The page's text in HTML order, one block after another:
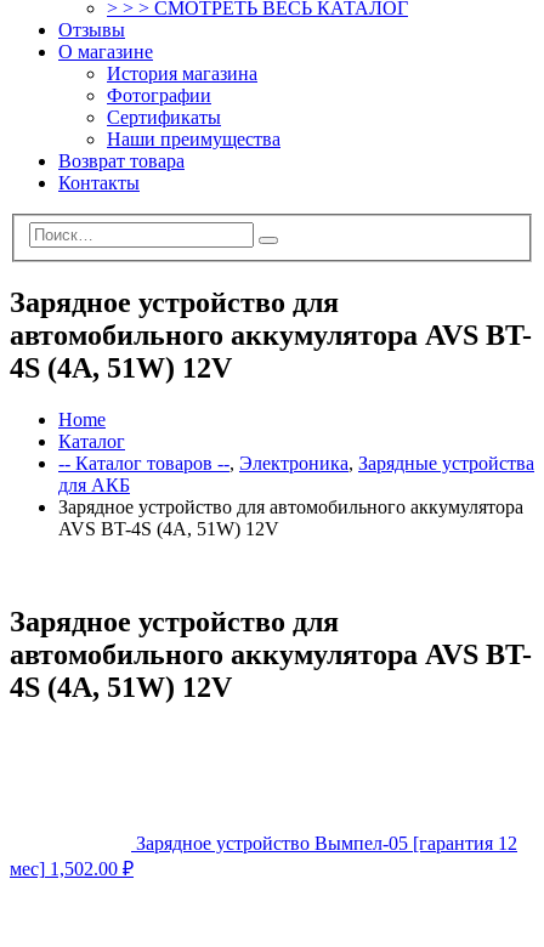
> > > СМОТРЕТЬ ВЕСЬ КАТАЛОГ
Отзывы
О магазине
История магазина
Фотографии
Сертификаты
Наши преимущества
Возврат товара
Контакты
Зарядное устройство для
автомобильного аккумулятора AVS BT-
4S (4A, 51W) 12V
Home
Каталог
-- Каталог товаров --, Электроника, Зарядные устройства
для АКБ
Зарядное устройство для автомобильного аккумулятора
AVS BT-4S (4A, 51W) 12V
Зарядное устройство для
автомобильного аккумулятора AVS BT-
4S (4A, 51W) 12V
Зарядное устройство Вымпел-05 [гарантия 12
мес] 1,502.00 ₽